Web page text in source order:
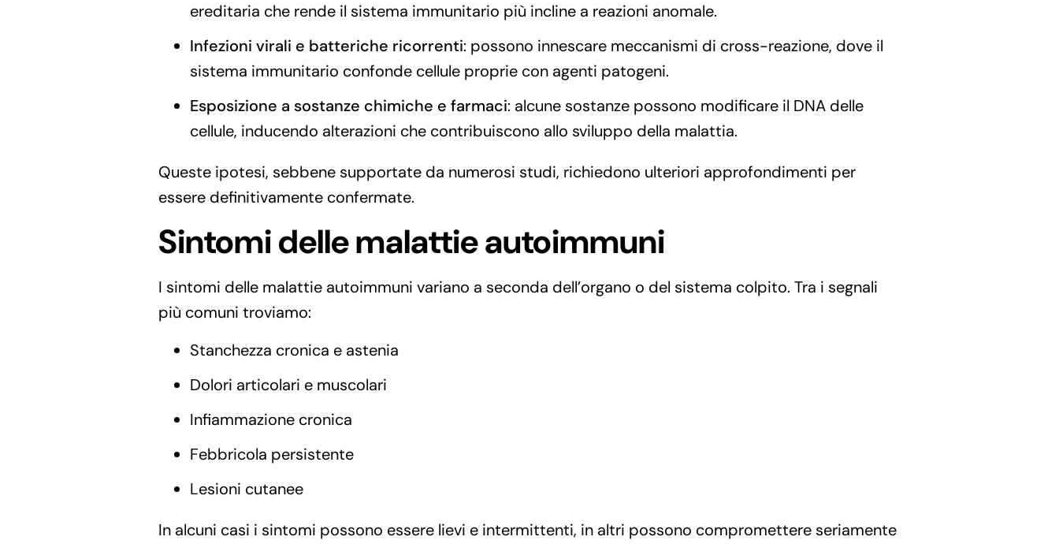
ereditaria che rende il sistema immunitario più incline a reazioni anomale.
Infezioni virali e batteriche ricorrenti: possono innescare meccanismi di cross-reazione, dove il
sistema immunitario confonde cellule proprie con agenti patogeni.
Esposizione a sostanze chimiche e farmaci: alcune sostanze possono modificare il DNA delle
cellule, inducendo alterazioni che contribuiscono allo sviluppo della malattia.
Queste ipotesi, sebbene supportate da numerosi studi, richiedono ulteriori approfondimenti per
essere definitivamente confermate.
Sintomi delle malattie autoimmuni
I sintomi delle malattie autoimmuni variano a seconda dell’organo o del sistema colpito. Tra i segnali
più comuni troviamo:
Stanchezza cronica e astenia
Dolori articolari e muscolari
Infiammazione cronica
Febbricola persistente
Lesioni cutanee
In alcuni casi i sintomi possono essere lievi e intermittenti, in altri possono compromettere seriamente